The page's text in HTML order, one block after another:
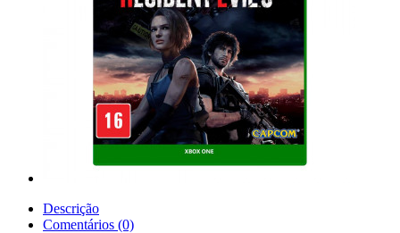
Descrição
Comentários (0)